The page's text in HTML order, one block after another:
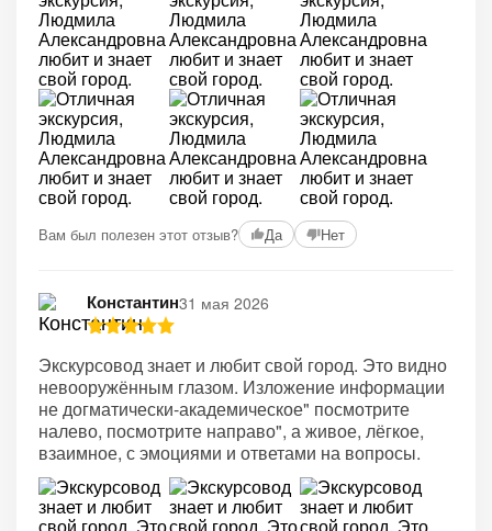
Вам был полезен этот отзыв? Да Нет
Константин31 мая 2026
Экскурсовод знает и любит свой город. Это видно
невооружённым глазом. Изложение информации
не догматически-академическое" посмотрите
налево, посмотрите направо", а живое, лёгкое,
взаимное, с эмоциями и ответами на вопросы.